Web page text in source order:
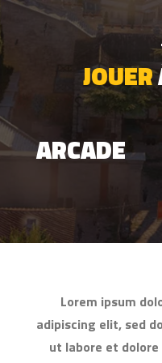
JOUER
ARCADE
Lorem ipsum
adipiscing elit, sed
ut labore et